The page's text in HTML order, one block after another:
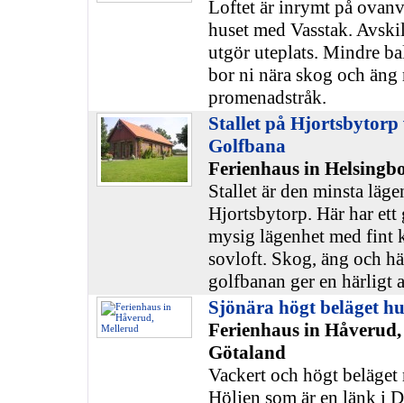
Loftet är inrymt på
huset med Vasstak.
utgör uteplats. Mindre
bor ni nära skog och
promenadstråk.
Stallet på Hjortsbytorp
Golfbana
Ferienhaus in
Stallet är den minsta
Hjortsbytorp. Här har
mysig lägenhet med fint
sovloft. Skog, äng och
golfbanan ger en härligt
Sjönära högt beläget
Ferienhaus in
Götaland
Vackert och högt
Höljen som är en länk i